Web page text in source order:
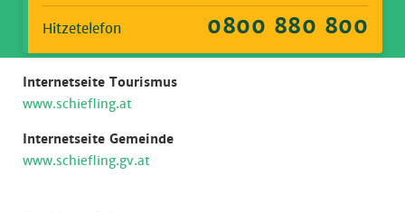
Hitzetelefon 0800 880 800
Internetseite Tourismus
www.schiefling.at
Internetseite Gemeinde
www.schiefling.gv.at